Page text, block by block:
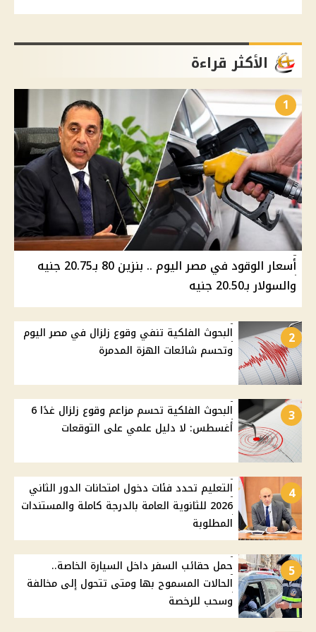
الأكثر قراءة
1
أسعار الوقود في مصر اليوم .. بنزين 80 بـ20.75 جنيه
والسولار بـ20.50 جنيه
2
البحوث الفلكية تنفي وقوع زلزال في مصر اليوم
وتحسم شائعات الهزة المدمرة
3
البحوث الفلكية تحسم مزاعم وقوع زلزال غدًا 6
أغسطس: لا دليل علمي على التوقعات
4
التعليم تحدد فئات دخول امتحانات الدور الثاني
2026 للثانوية العامة بالدرجة كاملة والمستندات
المطلوبة
5
حمل حقائب السفر داخل السيارة الخاصة..
الحالات المسموح بها ومتى تتحول إلى مخالفة
وسحب للرخصة